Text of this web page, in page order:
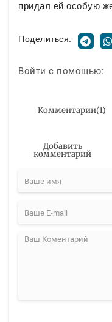
придал ей особую
Поделиться:
Войти с помощью:
Комментарии(1)
Добавить
комментарий